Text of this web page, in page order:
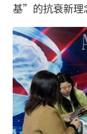
基”的抗衰新理